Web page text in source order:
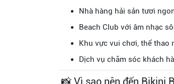
Nhà hàng hải sản tươi
Beach Club với âm nhạc
Khu vực vui chơi, thể thao
Dịch vụ chăm sóc khách
📸 Vì sao nên đến Bikini